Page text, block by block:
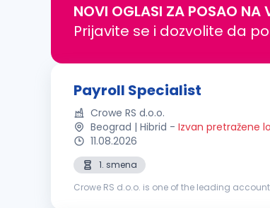
NOVI OGLASI ZA POSAO NA
Prijavite se i dozvolite da
Payroll Specialist
Crowe RS d.o.o.
Beograd | Hibrid - Izvan pretražene
11.08.2026
1. smena
Crowe RS d.o.o. is one of the leading